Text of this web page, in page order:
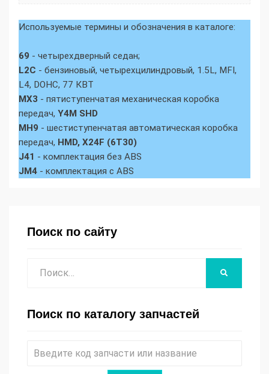
Используемые термины и обозначения в каталоге:
69 - четырехдверный седан;
L2C - бензиновый, четырехцилиндровый, 1.5L, MFI,
L4, DOHC, 77 КВТ
MX3 - пятиступенчатая механическая коробка
передач, Y4M SHD
MH9 - шестиступенчатая автоматическая коробка
передач, HMD, X24F (6T30)
J41 - комплектация без ABS
JM4 - комплектация с ABS
Поиск по сайту
Поиск по каталогу запчастей